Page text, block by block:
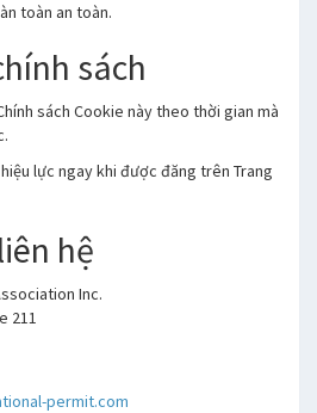
toàn an toàn.
sách
sách Cookie này theo thời gian mà
lực ngay khi được đăng trên Trang
hệ
Inc.
211
permit.com